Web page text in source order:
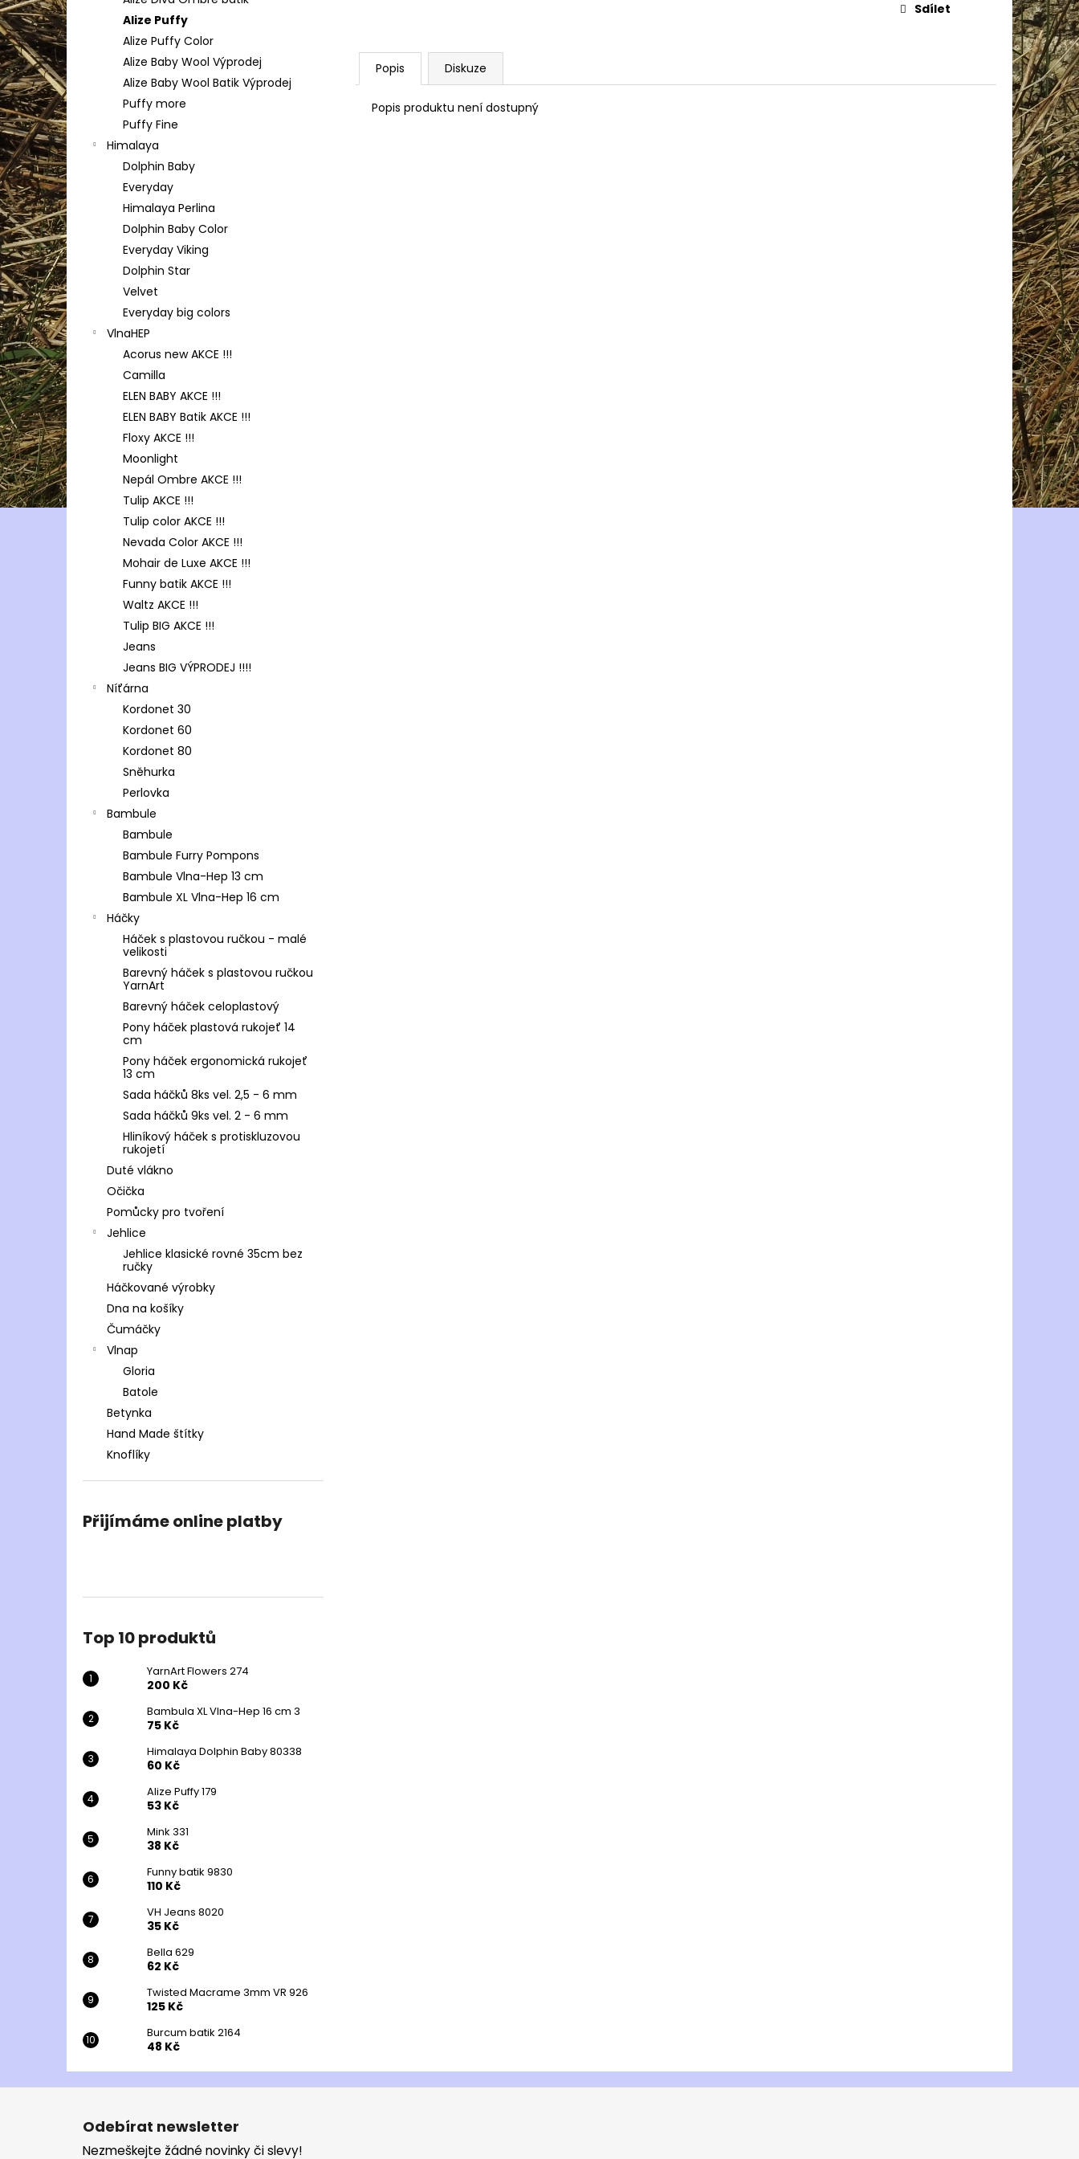
l
Alize Puffy
Alize Puffy Color
Alize Baby Wool Výprodej
Alize Baby Wool Batik Výprodej
Puffy more
Puffy Fine
Himalaya
Dolphin Baby
Everyday
Himalaya Perlina
Dolphin Baby Color
Everyday Viking
Dolphin Star
Velvet
Everyday big colors
VlnaHEP
Acorus new AKCE !!!
Camilla
ELEN BABY AKCE !!!
ELEN BABY Batik AKCE !!!
Floxy AKCE !!!
Moonlight
Nepál Ombre AKCE !!!
Tulip AKCE !!!
Tulip color AKCE !!!
Nevada Color AKCE !!!
Mohair de Luxe AKCE !!!
Funny batik AKCE !!!
Waltz AKCE !!!
Tulip BIG AKCE !!!
Jeans
Jeans BIG VÝPRODEJ !!!!
Níťárna
Kordonet 30
Kordonet 60
Kordonet 80
Sněhurka
Perlovka
Bambule
Bambule
Bambule Furry Pompons
Bambule Vlna-Hep 13 cm
Bambule XL Vlna-Hep 16 cm
Háčky
Háček s plastovou ručkou - malé
velikosti
Barevný háček s plastovou ručkou
YarnArt
Barevný háček celoplastový
Pony háček plastová rukojeť 14
cm
Pony háček ergonomická rukojeť
13 cm
Sada háčků 8ks vel. 2,5 - 6 mm
Sada háčků 9ks vel. 2 - 6 mm
Hliníkový háček s protiskluzovou
rukojetí
Duté vlákno
Očička
Pomůcky pro tvoření
Jehlice
Jehlice klasické rovné 35cm bez
ručky
Háčkované výrobky
Dna na košíky
Čumáčky
Vlnap
Gloria
Batole
Betynka
Hand Made štítky
Knoflíky
Přijímáme online platby
Top 10 produktů
YarnArt Flowers 274
200 Kč
Bambula XL Vlna-Hep 16 cm 3
75 Kč
Himalaya Dolphin Baby 80338
60 Kč
Alize Puffy 179
53 Kč
Mink 331
38 Kč
Funny batik 9830
110 Kč
VH Jeans 8020
35 Kč
Bella 629
62 Kč
Twisted Macrame 3mm VR 926
125 Kč
Burcum batik 2164
48 Kč
Sdílet
Popis Diskuze
Popis produktu není dostupný
YARNART FLOWERS 274
200 Kč
Z
Odebírat newsletter
Nezmeškejte žádné novinky či slevy!